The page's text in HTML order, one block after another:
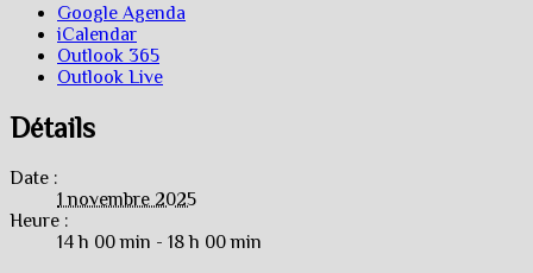
Google Agenda
iCalendar
Outlook 365
Outlook Live
Détails
Date :
1 novembre 2025
Heure :
14 h 00 min - 18 h 00 min